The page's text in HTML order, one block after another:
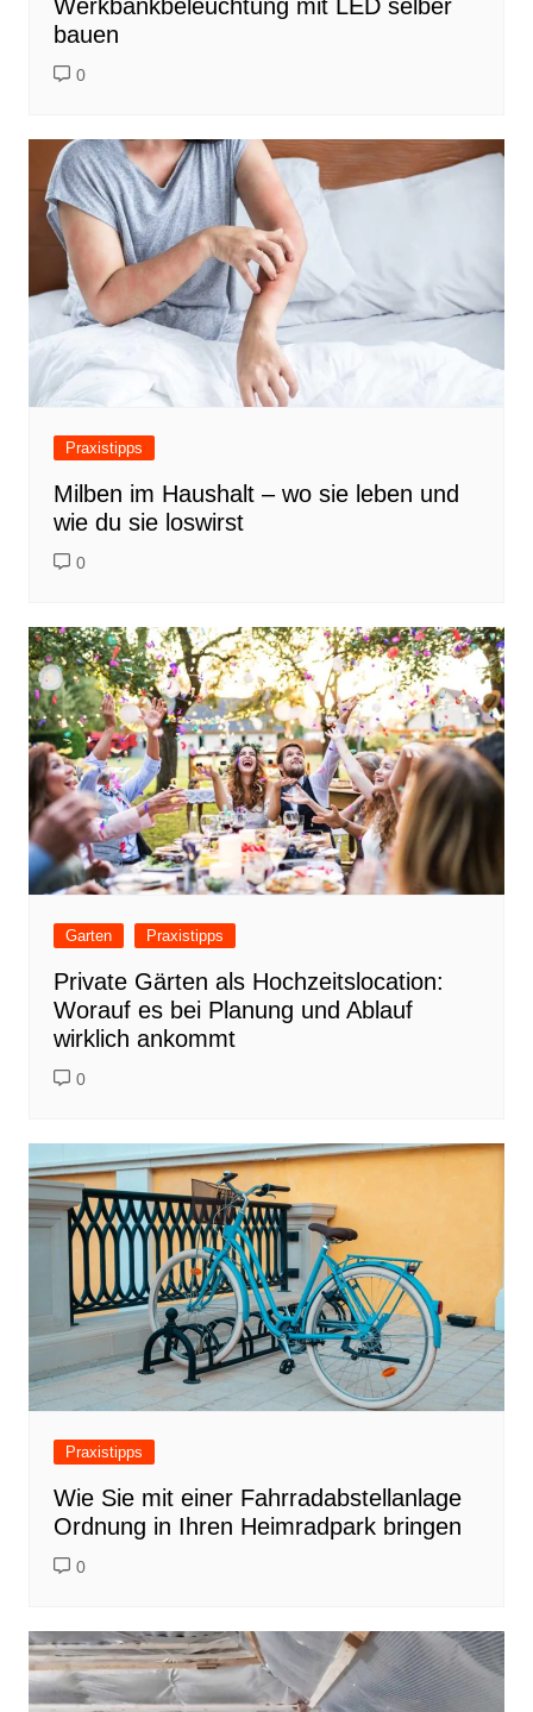
Werkbankbeleuchtung mit LED selber
bauen
0
Praxistipps
Milben im Haushalt – wo sie leben und
wie du sie loswirst
0
Garten Praxistipps
Private Gärten als Hochzeitslocation:
Worauf es bei Planung und Ablauf
wirklich ankommt
0
Praxistipps
Wie Sie mit einer Fahrradabstellanlage
Ordnung in Ihren Heimradpark bringen
0